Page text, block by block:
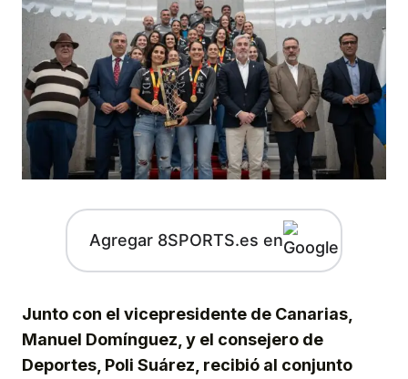
Agregar 8SPORTS.es en
Junto con el vicepresidente de Canarias,
Manuel Domínguez, y el consejero de
Deportes, Poli Suárez, recibió al conjunto